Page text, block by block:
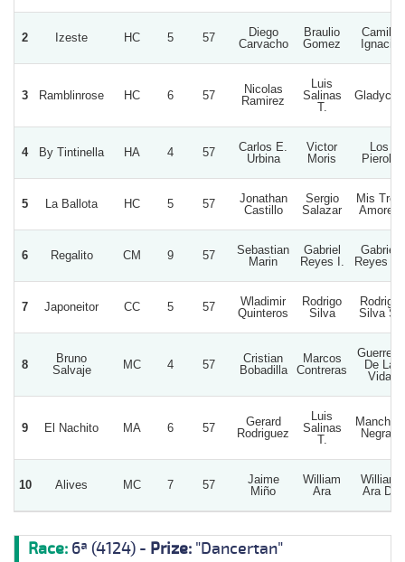
2 Izeste HC 5 57
Diego
Carvacho
Braulio
Gomez
Camila
Ignacio
3 Ramblinrose HC 6 57
Nicolas
Ramirez
Luis
Salinas
T.
Gladycita
4 By Tintinella HA 4 57
Carlos E.
Urbina
Victor
Moris
Los
Pierola
5 La Ballota HC 5 57
Jonathan
Castillo
Sergio
Salazar
Mis Tres
Amores
6 Regalito CM 9 57
Sebastian
Marin
Gabriel
Reyes I.
Gabriel
Reyes G.
7 Japoneitor CC 5 57
Wladimir
Quinteros
Rodrigo
Silva
Rodrigo
Silva S.
8
Bruno
Salvaje
MC 4 57
Cristian
Bobadilla
Marcos
Contreras
Guerrero
De La
Vida
9 El Nachito MA 6 57
Gerard
Rodriguez
Luis
Salinas
T.
Manchas
Negras
10 Alives MC 7 57
Jaime
Miño
William
Ara
William
Ara D.
Race: 6ª (4124) - Prize: "Dancertan"